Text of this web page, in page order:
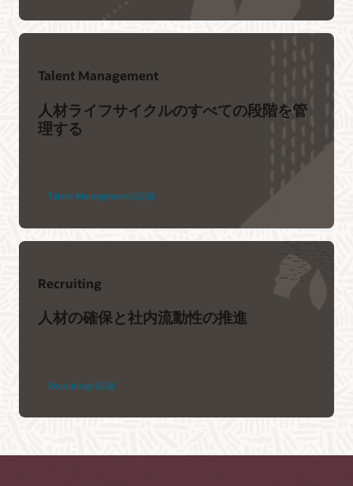
Talent Management
人材ライフサイクルのすべての段階を管
理する
Talent Managementの詳細
Recruiting
人材の確保と社内流動性の推進
Recruitingの詳細